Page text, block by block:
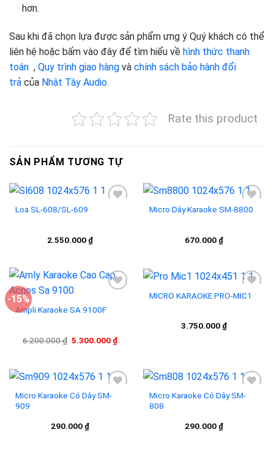
hơn.
Sau khi đã chọn lựa được sản phẩm ưng ý Quý khách có thể
liên hệ hoặc bấm vào đây để tìm hiểu về hình thức thanh
toán , Quy trình giao hàng và chính sách bảo hành đổi
trả của Nhật Tây Audio.
Rate this product
SẢN PHẨM TƯƠNG TỰ
Loa SL-608/SL-609
2.550.000 ₫
Micro Dây Karaoke SM-8800
670.000 ₫
-15%
Ampli Karaoke SA 9100F
6.200.000₫ Giá
5.300.000 ₫Giá
5.300.000 ₫.
MICRO KARAOKE PRO-MIC1
3.750.000 ₫
Micro Karaoke Có Dây SM-
909
290.000 ₫
Micro Karaoke Có Dây SM-
808
290.000 ₫